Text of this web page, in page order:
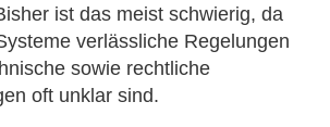
ist das meist schwierig, da
verlässliche Regelungen
sowie rechtliche
oft unklar sind.